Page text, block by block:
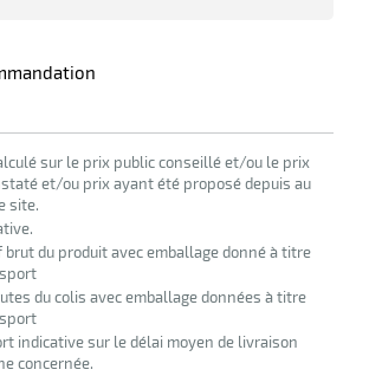
sur le prix public conseillé et/ou le prix
et/ou prix ayant été proposé depuis au
site.
brut du produit avec emballage donné à titre
du colis avec emballage données à titre
indicative sur le délai moyen de livraison
concernée.